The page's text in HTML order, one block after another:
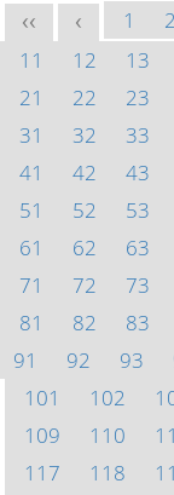
<< < 1 2
11
12 13
21
22 23
31
32 33
41
42 43
51
52 53
61
62 63
71
72 73
81
82 83
91
92 93
101
102
109
110
117
118